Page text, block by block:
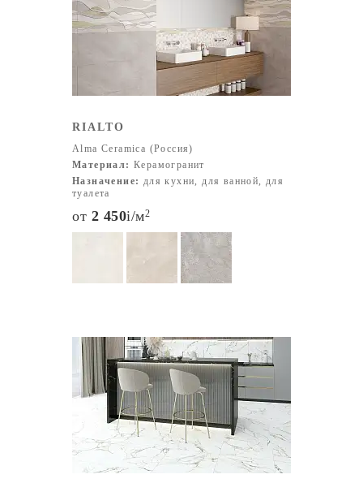
RIALTO
Alma Ceramica (Россия)
Материал: Керамогранит
Назначение: для кухни, для ванной, для
туалета
от 2 450i/м2